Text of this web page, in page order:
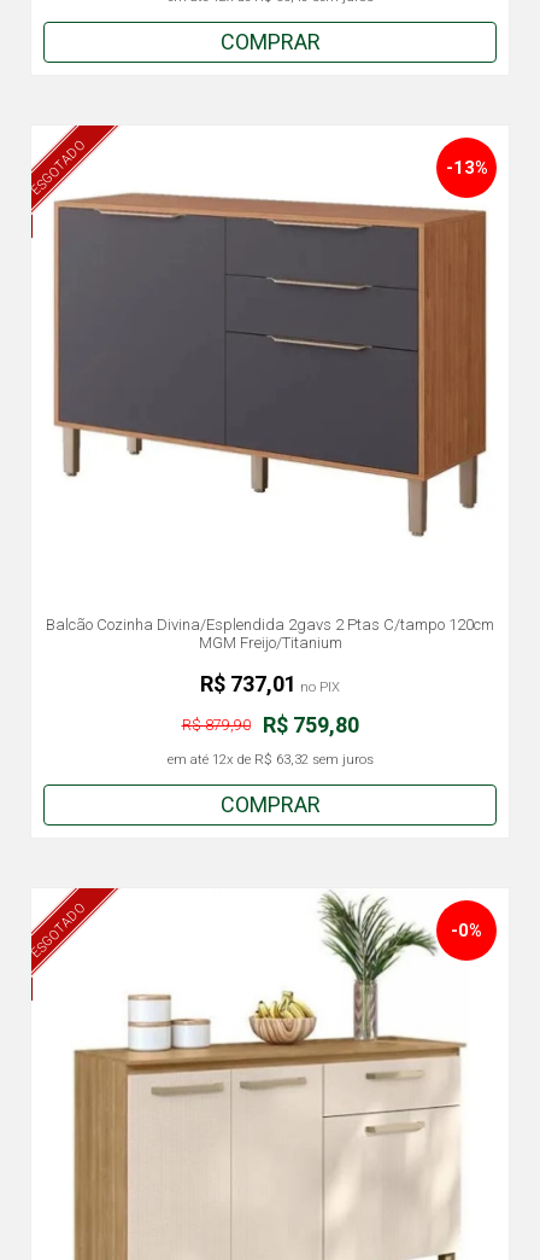
COMPRAR
ESGOTADO
Balcão Cozinha Divina/Esplendida 2gavs 2 Ptas C/tampo 120cm
MGM Freijo/Titanium
-13%
R$ 759,80
R$ 879,90
em até 12x de R$ 63,32sem juros
R$ 737,01 no PIX
COMPRAR
ESGOTADO -0%